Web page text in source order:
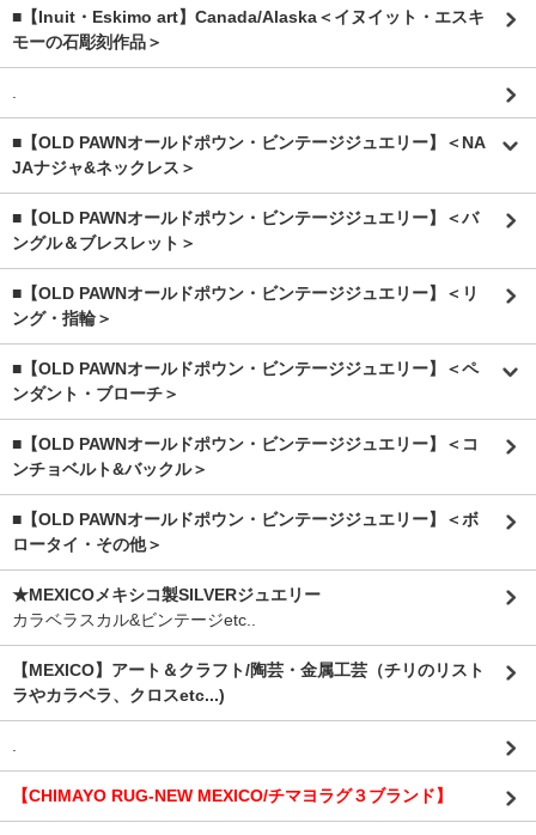
■【Inuit・Eskimo art】Canada/Alaska＜イヌイット・エスキ
モーの石彫刻作品＞
.
■【OLD PAWNオールドポウン・ビンテージジュエリー】＜NA
JAナジャ&ネックレス＞
■【OLD PAWNオールドポウン・ビンテージジュエリー】＜バ
ングル＆ブレスレット＞
■【OLD PAWNオールドポウン・ビンテージジュエリー】＜リ
ング・指輪＞
■【OLD PAWNオールドポウン・ビンテージジュエリー】＜ペ
ンダント・ブローチ＞
■【OLD PAWNオールドポウン・ビンテージジュエリー】＜コ
ンチョベルト&バックル＞
■【OLD PAWNオールドポウン・ビンテージジュエリー】＜ボ
ロータイ・その他＞
★MEXICOメキシコ製SILVERジュエリー
カラベラスカル&ビンテージetc..
【MEXICO】アート＆クラフト/陶芸・金属工芸（チリのリスト
ラやカラベラ、クロスetc...)
.
【CHIMAYO RUG-NEW MEXICO/チマヨラグ３ブランド】